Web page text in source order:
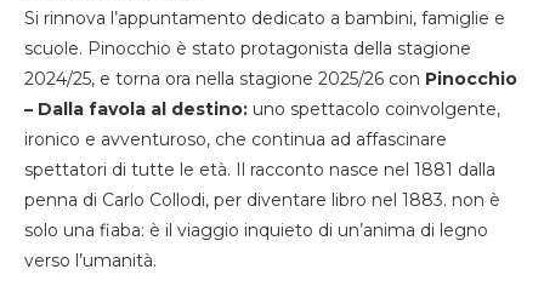
Si rinnova l’appuntamento dedicato a bambini, famiglie e
scuole. Pinocchio è stato protagonista della stagione
2024/25, e torna ora nella stagione 2025/26 con Pinocchio
– Dalla favola al destino: uno spettacolo coinvolgente,
ironico e avventuroso, che continua ad affascinare
spettatori di tutte le età. Il racconto nasce nel 1881 dalla
penna di Carlo Collodi, per diventare libro nel 1883. non è
solo una fiaba: è il viaggio inquieto di un’anima di legno
verso l’umanità.